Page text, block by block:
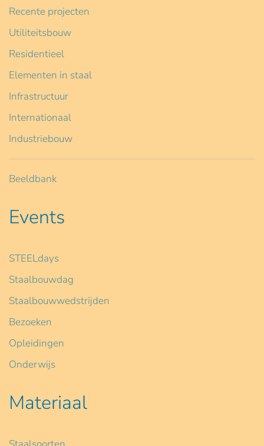
Recente projecten
Utiliteitsbouw
Residentieel
Elementen in staal
Infrastructuur
Internationaal
Industriebouw
Beeldbank
Events
STEELdays
Staalbouwdag
Staalbouwwedstrijden
Bezoeken
Opleidingen
Onderwijs
Materiaal